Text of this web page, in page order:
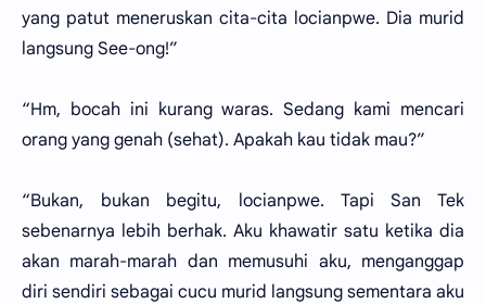
yang patut meneruskan cita-cita locianpwe. Dia murid
langsung See-ong!”
“Hm, bocah ini kurang waras. Sedang kami mencari
orang yang genah (sehat). Apakah kau tidak mau?”
“Bukan, bukan begitu, locianpwe. Tapi San Tek
sebenarnya lebih berhak. Aku khawatir satu ketika dia
akan marah-marah dan memusuhi aku, menganggap
diri sendiri sebagai cucu murid langsung sementara aku